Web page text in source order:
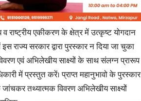
News
व राष्ट्रीय एकीकरण के क्षेत्र में उत्कृष्ट योगदान
राज्य सरकार द्वारा पुरस्कार न दिया जा चुका
एवं अभिलेखीय साक्ष्यों के साथ संलग्न प्रारूप
में प्रस्तुत करें। प्राप्त महानुभावो के पुरस्कार
तथ्यात्मक विवरण अभिलेखीय साक्ष्यों